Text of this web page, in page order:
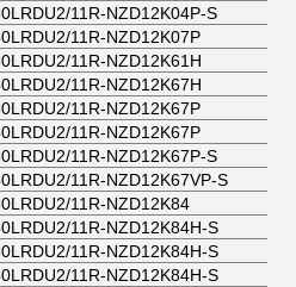
11R-NZD12K04P-S
11R-NZD12K07P
11R-NZD12K61H
11R-NZD12K67H
11R-NZD12K67P
11R-NZD12K67P
11R-NZD12K67P-S
11R-NZD12K67VP-S
11R-NZD12K84
11R-NZD12K84H-S
11R-NZD12K84H-S
11R-NZD12K84H-S